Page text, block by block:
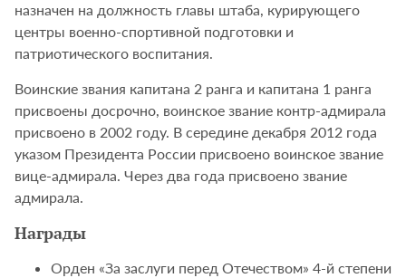
назначен на должность главы штаба, курирующего
центры военно-спортивной подготовки и
патриотического воспитания.
Воинские звания капитана 2 ранга и капитана 1 ранга
присвоены досрочно, воинское звание контр-адмирала
присвоено в 2002 году. В середине декабря 2012 года
указом Президента России присвоено воинское звание
вице-адмирала. Через два года присвоено звание
адмирала.
Награды
Орден «За заслуги перед Отечеством» 4-й степени